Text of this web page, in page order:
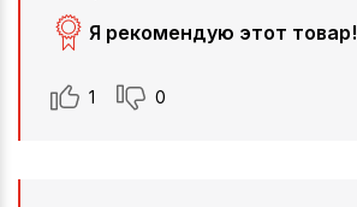
Я рекомендую этот товар!
1 0